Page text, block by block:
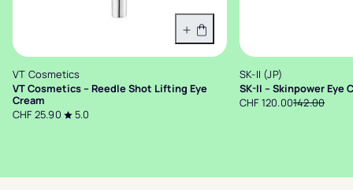
In den Warenkorb
VT Cosmetics
VT Cosmetics – Reedle Shot Lifting Eye
Cream
CHF 25.90
5.0
SK-II (JP)
SK-II – Skinpower Eye
CHF 120.00142.00